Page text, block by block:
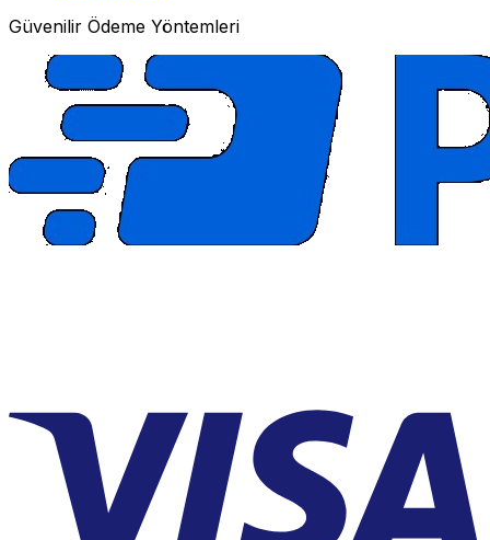
Güvenilir Ödeme Yöntemleri